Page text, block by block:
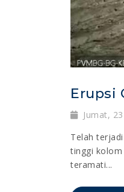
Erupsi
Jumat,
Telah
tinggi kolom
teramati...